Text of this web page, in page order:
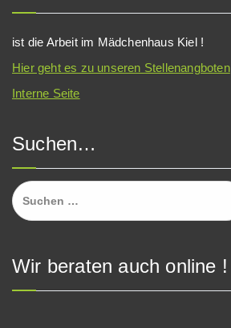
ist die Arbeit im Mädchenhaus Kiel !
Hier geht es zu unseren Stellenangboten
Interne Seite
Suchen…
Suchen
nach:
Wir beraten auch online !